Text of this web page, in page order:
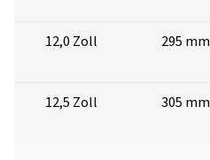
12,0 Zoll 295 mm
12,5 Zoll 305 mm